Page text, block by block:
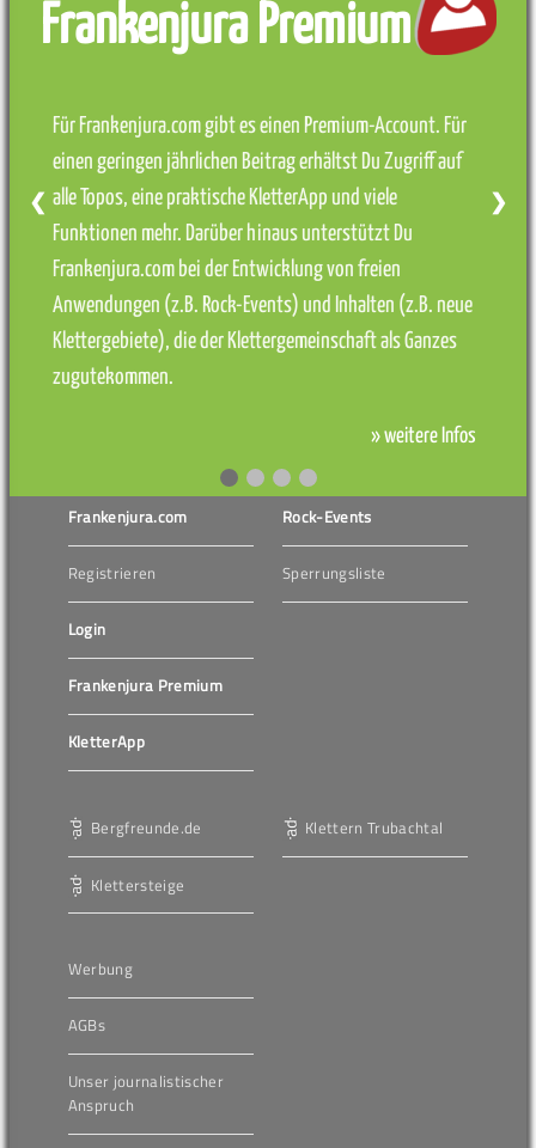
Frankenjura Premium
Für Frankenjura.com gibt es einen Premium-Account. Für
einen geringen jährlichen Beitrag erhältst Du Zugriff auf
alle Topos, eine praktische KletterApp und viele
Funktionen mehr. Darüber hinaus unterstützt Du
Frankenjura.com bei der Entwicklung von freien
Anwendungen (z.B. Rock-Events) und Inhalten (z.B. neue
Klettergebiete), die der Klettergemeinschaft als Ganzes
zugutekommen.
» weitere Infos
❮ ❯
Frankenjura.com
Registrieren
Login
Frankenjura Premium
KletterApp
Rock-Events
Sperrungsliste
Bergfreunde.de
Klettersteige
Klettern Trubachtal
Werbung
AGBs
Unser journalistischer
Anspruch